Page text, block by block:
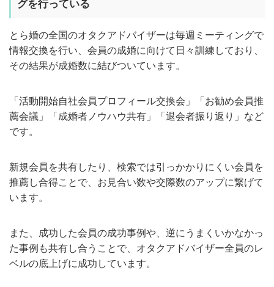
グを行っている
とら婚の全国のオタクアドバイザーは毎週ミーティングで
情報交換を行い、会員の成婚に向けて日々訓練しており、
その結果が成婚数に結びついています。
「活動開始自社会員プロフィール交換会」「お勧め会員推
薦会議」「成婚者ノウハウ共有」「退会者振り返り」など
です。
新規会員を共有したり、検索では引っかかりにくい会員を
推薦し合得ことで、お見合い数や交際数のアップに繋げて
います。
また、成功した会員の成功事例や、逆にうまくいかなかっ
た事例も共有し合うことで、オタクアドバイザー全員のレ
ベルの底上げに成功しています。